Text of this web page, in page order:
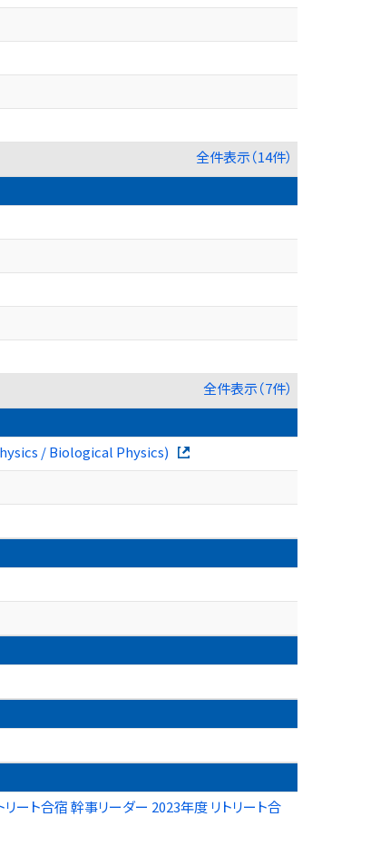
全件表示（14件）
全件表示（7件）
/ Biological Physics)
ート合宿 幹事リーダー 2023年度 リトリート合